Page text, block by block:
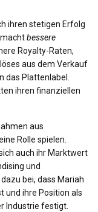
ihren stetigen Erfolg
bessere
Royalty-Raten,
aus dem Verkauf
das Plattenlabel.
ihren finanziellen
aus
Rolle spielen.
auch ihr Marktwert
und
bei, dass Mariah
und ihre Position als
Industrie festigt.